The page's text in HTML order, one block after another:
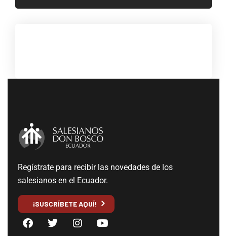
Regístrate para recibir las novedades de los
salesianos en el Ecuador.
¡SUSCRÍBETE AQUÍ!